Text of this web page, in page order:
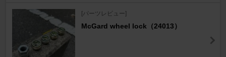
[パーツレビュー]
McGard wheel lock（24013）